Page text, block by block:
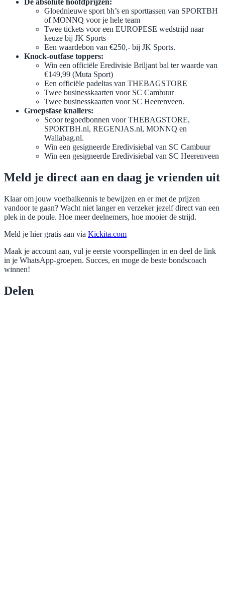
De absolute hoofdprijzen:
Gloednieuwe sport bh’s en sporttassen van SPORTBH
of MONNQ voor je hele team
Twee tickets voor een EUROPESE wedstrijd naar
keuze bij JK Sports
Een waardebon van €250,- bij JK Sports.
Knock-outfase toppers:
Win een officiële Eredivisie Briljant bal ter waarde van
€149,99 (Muta Sport)
Een officiële padeltas van THEBAGSTORE
Twee businesskaarten voor SC Cambuur
Twee businesskaarten voor SC Heerenveen.
Groepsfase knallers:
Scoor tegoedbonnen voor THEBAGSTORE,
SPORTBH.nl, REGENJAS.nl, MONNQ en
Wallabag.nl.
Win een gesigneerde Eredivisiebal van SC Cambuur
Win een gesigneerde Eredivisiebal van SC Heerenveen
Meld je direct aan en daag je vrienden uit
Klaar om jouw voetbalkennis te bewijzen en er met de prijzen
vandoor te gaan? Wacht niet langer en verzeker jezelf direct van een
plek in de poule. Hoe meer deelnemers, hoe mooier de strijd.
Meld je hier gratis aan via Kickita.com
Maak je account aan, vul je eerste voorspellingen in en deel de link
in je WhatsApp-groepen. Succes, en moge de beste bondscoach
winnen!
Delen